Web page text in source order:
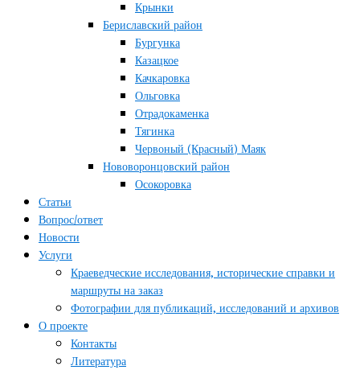
Крынки
Бериславский район
Бургунка
Казацкое
Качкаровка
Ольговка
Отрадокаменка
Тягинка
Червоный (Красный) Маяк
Нововоронцовский район
Осокоровка
Статьи
Вопрос/ответ
Новости
Услуги
Краеведческие исследования, исторические справки и
маршруты на заказ
Фотографии для публикаций, исследований и архивов
О проекте
Контакты
Литература